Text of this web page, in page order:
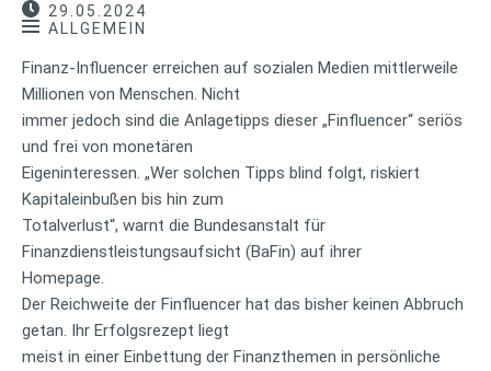
29.05.2024
ALLGEMEIN
Finanz-Influencer erreichen auf sozialen Medien mittlerweile
Millionen von Menschen. Nicht
immer jedoch sind die Anlagetipps dieser „Finfluencer“ seriös
und frei von monetären
Eigeninteressen. „Wer solchen Tipps blind folgt, riskiert
Kapitaleinbußen bis hin zum
Totalverlust“, warnt die Bundesanstalt für
Finanzdienstleistungsaufsicht (BaFin) auf ihrer
Homepage.
Der Reichweite der Finfluencer hat das bisher keinen Abbruch
getan. Ihr Erfolgsrezept liegt
meist in einer Einbettung der Finanzthemen in persönliche